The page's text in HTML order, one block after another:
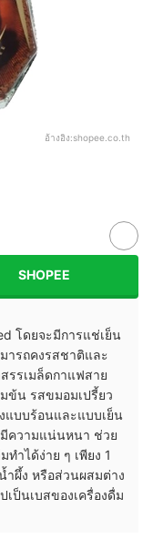
อ้างอิง:shopee.co.th
SHOPEE
โดยจะมีการแช่เย็น
ารถคงรสชาติและ
รรเมล็ดกาแฟสาย
ข้น รสขมอมเปรี้ยว
แบบร้อนและแบบเย็น
ความแน่นหนา ช่วย
ำได้ง่าย ๆ เพียง 1
ผึ้ง หรือส่วนผสมต่าง
ป็นเบสของเครื่องดื่ม